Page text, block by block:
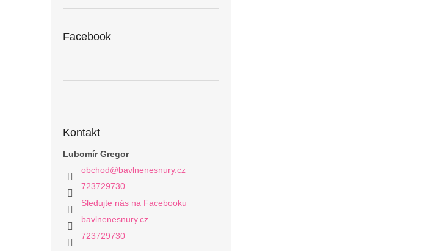
Facebook
Kontakt
Lubomír Gregor
obchod@bavlnenesnury.cz
723729730
Sledujte nás na Facebooku
bavlnenesnury.cz
723729730